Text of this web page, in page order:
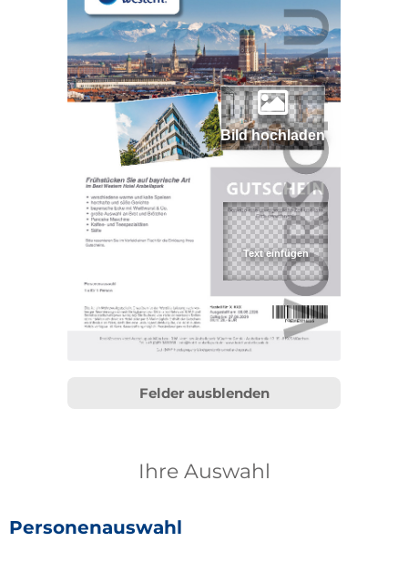
Bild hochladen
Felder ausblenden
Ihre Auswahl
Personenauswahl